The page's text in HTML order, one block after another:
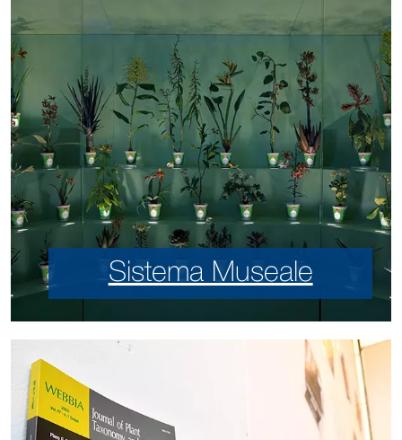
Sistema Museale